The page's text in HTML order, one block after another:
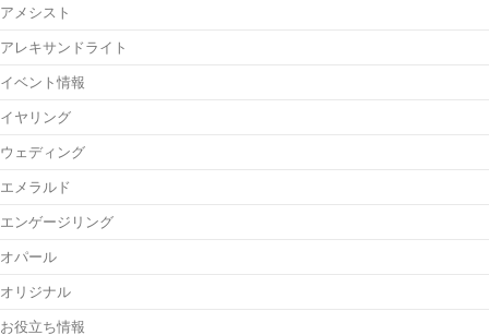
アメシスト
アレキサンドライト
イベント情報
イヤリング
ウェディング
エメラルド
エンゲージリング
オパール
オリジナル
お役立ち情報